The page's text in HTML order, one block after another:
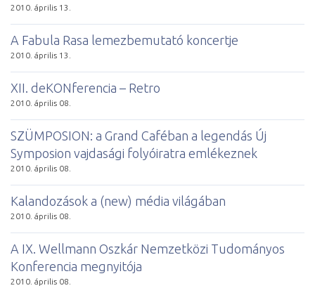
2010. április 13.
A Fabula Rasa lemezbemutató koncertje
2010. április 13.
XII. deKONferencia – Retro
2010. április 08.
SZÜMPOSION: a Grand Caféban a legendás Új
Symposion vajdasági folyóiratra emlékeznek
2010. április 08.
Kalandozások a (new) média világában
2010. április 08.
A IX. Wellmann Oszkár Nemzetközi Tudományos
Konferencia megnyitója
2010. április 08.